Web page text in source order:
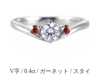
V字 / 0.4ct / ガーネット / スタイ